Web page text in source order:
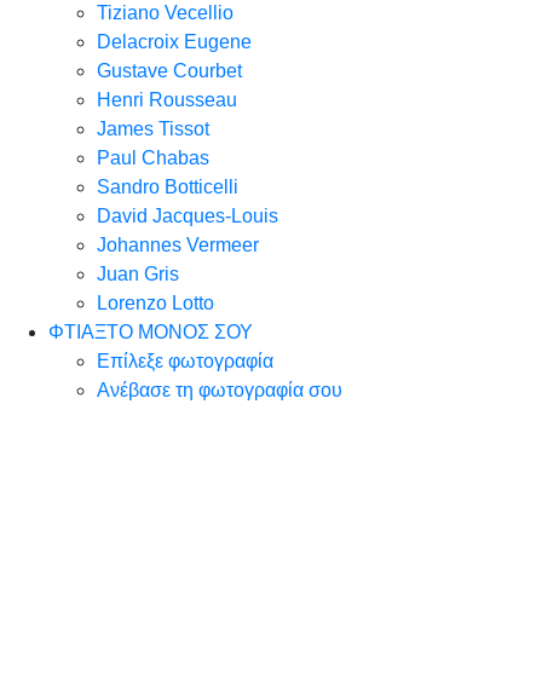
Tiziano Vecellio
Delacroix Eugene
Gustave Courbet
Henri Rousseau
James Tissot
Paul Chabas
Sandro Botticelli
David Jacques-Louis
Johannes Vermeer
Juan Gris
Lorenzo Lotto
ΦΤΙΑΞΤΟ ΜΟΝΟΣ ΣΟΥ
Επίλεξε φωτογραφία
Ανέβασε τη φωτογραφία σου